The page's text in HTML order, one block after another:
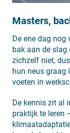
Masters,
De ene dag nog
bak aan de slag
zichzelf niet,
hun neus graag
voeten in
De kennis zit al
praktijk te leren